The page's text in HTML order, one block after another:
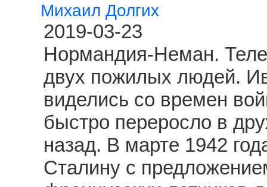
Михаил Долгих
2019-03-23
Нормандия-Неман.
двух пожилых людей.
виделись со времен
быстро переросло в
назад. В марте 1942
Сталину с